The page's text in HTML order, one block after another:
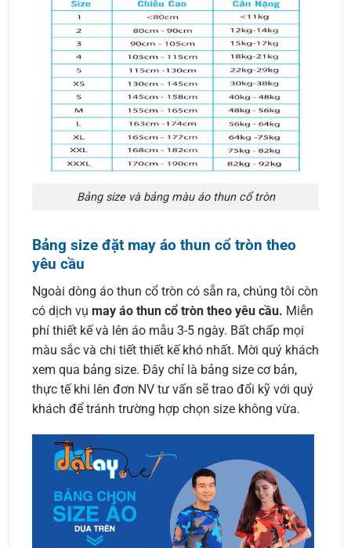
Bảng size và bảng màu áo thun cổ tròn
Bảng size đặt may áo thun cổ tròn theo
yêu cầu
Ngoài dòng áo thun cổ tròn có sẵn ra, chúng tôi còn
có dịch vụ may áo thun cổ tròn theo yêu cầu. Miễn
phí thiết kế và lên áo mẫu 3-5 ngày. Bất chấp mọi
màu sắc và chi tiết thiết kế khó nhất. Mời quý khách
xem qua bảng size. Đây chỉ là bảng size cơ bản,
thực tế khi lên đơn NV tư vấn sẽ trao đổi kỹ với quý
khách để tránh trường hợp chọn size không vừa.